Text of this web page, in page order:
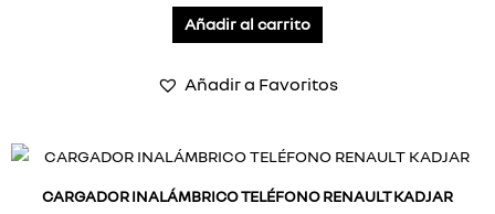
Añadir al carrito
Añadir a Favoritos
CARGADOR INALÁMBRICO TELÉFONO RENAULT KADJAR